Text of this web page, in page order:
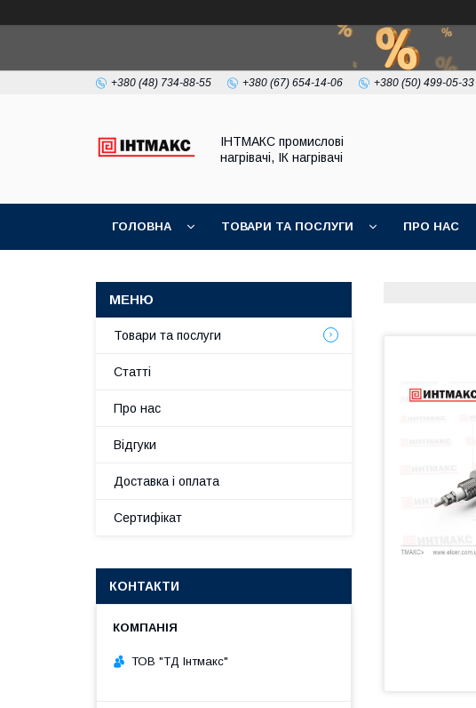
+380 (48) 734-88-55 +380 (67) 654-14-06 +380 (50) 499-05-33
ІНТМАКС промислові
нагрівачі, ІК нагрівачі
ГОЛОВНА ТОВАРИ ТА ПОСЛУГИ ПРО НАС
Товари та послуги
Статті
Про нас
Відгуки
Доставка і оплата
Сертифікат
КОНТАКТИ
ТОВ "ТД Інтмакс"